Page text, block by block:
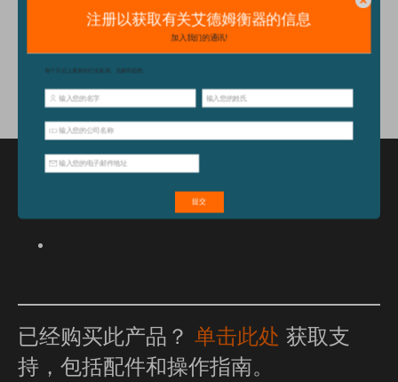
技术规格
配件
特点和优点
已经购买此产品？ 单击此处 获取支
持，包括配件和操作指南。